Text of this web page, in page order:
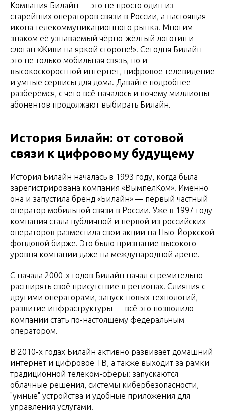
Компания Билайн — это не просто один из
старейших операторов связи в России, а настоящая
икона телекоммуникационного рынка. Многим
знаком её узнаваемый чёрно-жёлтый логотип и
слоган «Живи на яркой стороне!». Сегодня Билайн —
это не только мобильная связь, но и
высокоскоростной интернет, цифровое телевидение
и умные сервисы для дома. Давайте подробнее
разберёмся, с чего всё началось и почему миллионы
абонентов продолжают выбирать Билайн.
История Билайн: от сотовой
связи к цифровому будущему
История Билайн началась в 1993 году, когда была
зарегистрирована компания «ВымпелКом». Именно
она и запустила бренд «Билайн» — первый частный
оператор мобильной связи в России. Уже в 1997 году
компания стала публичной и первой из российских
операторов разместила свои акции на Нью-Йоркской
фондовой бирже. Это было признание высокого
уровня компании даже на международной арене.
С начала 2000-х годов Билайн начал стремительно
расширять своё присутствие в регионах. Слияния с
другими операторами, запуск новых технологий,
развитие инфраструктуры — всё это позволило
компании стать по-настоящему федеральным
оператором.
В 2010-х годах Билайн активно развивает домашний
интернет и цифровое ТВ, а также выходит за рамки
традиционной телеком-сферы: запускаются
облачные решения, системы кибербезопасности,
"умные" устройства и удобные приложения для
управления услугами.